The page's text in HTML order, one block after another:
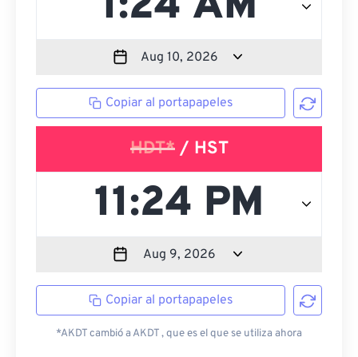
Copiar al portapapeles
HDT*/ HST
Copiar al portapapeles
*AKDT cambió a AKDT , que es el que se utiliza ahora